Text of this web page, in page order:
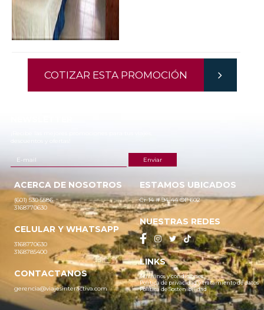
COTIZAR ESTA PROMOCIÓN
ACERCA DE NOSOTROS
(601) 530 5586
3168770630
CELULAR Y WHATSAPP
3168770630
3168785400
CONTACTANOS
gerencia@viajesinteractiva.com
ESTAMOS UBICADOS
Cr 14 # 94-44 OF 602
NUESTRAS REDES
LINKS
Términos y condiciones
Política de privacidad y tratamiento de datos
Política de Sostenibilidad